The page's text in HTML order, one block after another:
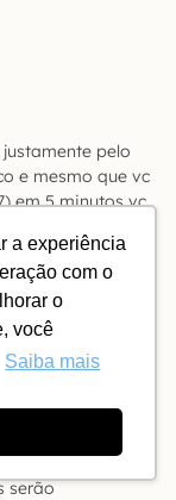
a experiência
com o
o
você
Saiba mais
pelo
e mesmo que vc
em 5 minutos vc
rio, chega-se ao
.
e opiniões
serão